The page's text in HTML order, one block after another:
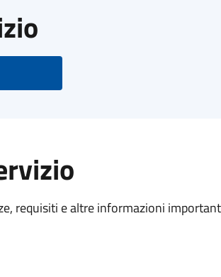
requisiti e altre informazioni